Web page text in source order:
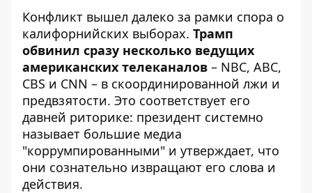
Конфликт вышел далеко за рамки спора о
калифорнийских выборах. Трамп
обвинил сразу несколько ведущих
американских телеканалов – NBC, ABC,
CBS и CNN – в скоординированной лжи и
предвзятости. Это соответствует его
давней риторике: президент системно
называет большие медиа
"коррумпированными" и утверждает, что
они сознательно извращают его слова и
действия.